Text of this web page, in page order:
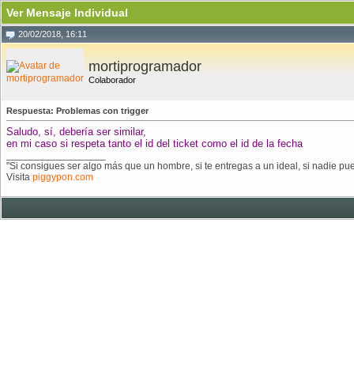
Ver Mensaje Individual
20/02/2018, 16:11
mortiprogramador
Colaborador
Respuesta: Problemas con trigger
Saludo, sí, debería ser similar,
en mi caso si respeta tanto el id del ticket como el id de la fecha
"Si consigues ser algo más que un hombre, si te entregas a un ideal, si nadie
Visita piggypon.com